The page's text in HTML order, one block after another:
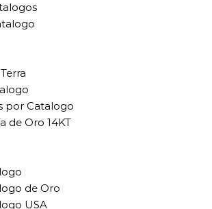
por Catalogo
de Oro 14KT
de Oro
USA